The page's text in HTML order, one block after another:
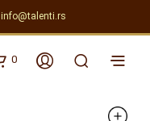
info@talenti.rs
0